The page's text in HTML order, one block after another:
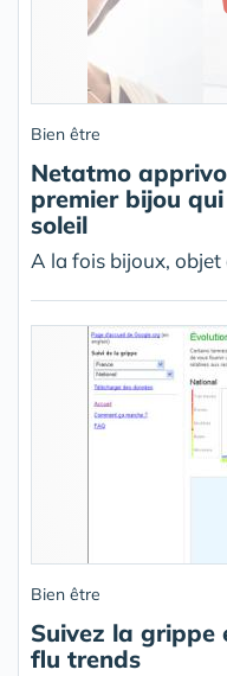
Bien être
Netatmo
premier bijou
soleil
A la fois bijoux, objet
Bien être
Suivez la grippe
flu trends